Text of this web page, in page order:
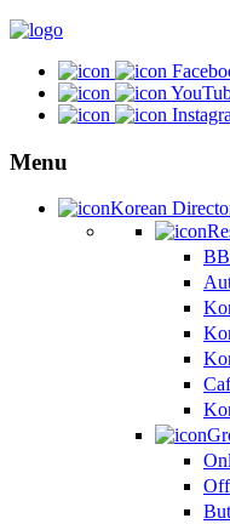
Menu
Korean